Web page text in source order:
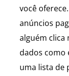
você
anúncios
alguém clica
dados como
uma lista de